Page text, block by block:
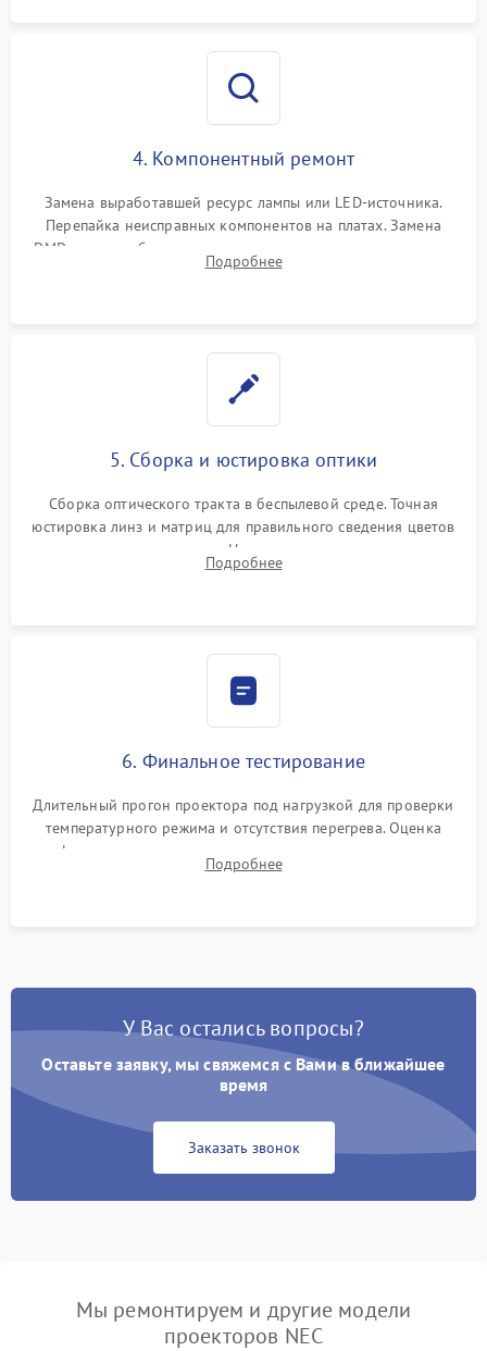
4. Компонентный ремонт
Замена выработавшей ресурс лампы или LED-источника.
Перепайка неисправных компонентов на платах. Замена
DMD-чипа при битых пикселях, установка нового цветового
колеса или восстановление сгоревших поляризационных
Подробнее
5. Сборка и юстировка оптики
Сборка оптического тракта в беспылевой среде. Точная
юстировка линз и матриц для правильного сведения цветов
и устранения размытия. Надежное подключение всех
шлейфов, установка датчиков и закрытие корпуса
Подробнее
6. Финальное тестирование
Длительный прогон проектора под нагрузкой для проверки
температурного режима и отсутствия перегрева. Оценка
фокуса, контрастности и цветопередачи на тестовых
таблицах. Проверка работы всех видеовходов и кнопок
Подробнее
У Вас остались вопросы?
Оставьте заявку, мы свяжемся с Вами в ближайшее
время
Заказать звонок
Мы ремонтируем и другие модели
проекторов NEC